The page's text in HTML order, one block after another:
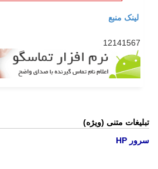
لینک منبع
12141567
تبلیغات متنی (ویژه)
سرور HP